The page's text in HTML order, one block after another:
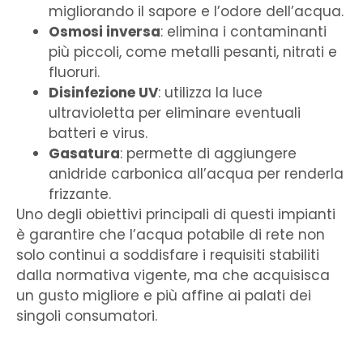
migliorando il sapore e l’odore dell’acqua.
Osmosi inversa: elimina i contaminanti
più piccoli, come metalli pesanti, nitrati e
fluoruri.
Disinfezione UV: utilizza la luce
ultravioletta per eliminare eventuali
batteri e virus.
Gasatura: permette di aggiungere
anidride carbonica all’acqua per renderla
frizzante.
Uno degli obiettivi principali di questi impianti
è garantire che l’acqua potabile di rete non
solo continui a soddisfare i requisiti stabiliti
dalla normativa vigente, ma che acquisisca
un gusto migliore e più affine ai palati dei
singoli consumatori.